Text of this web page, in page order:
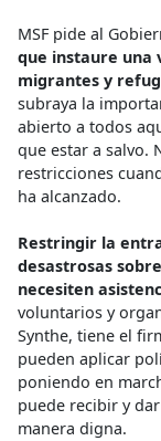
MSF pide al
que instaure una
migrantes y
subraya la
abierto a todos
que estar a salvo.
restricciones
ha alcanzado.
Restringir la
desastrosas
necesiten
voluntarios y
Synthe, tiene el
pueden aplicar
poniendo en
puede recibir y
manera digna.